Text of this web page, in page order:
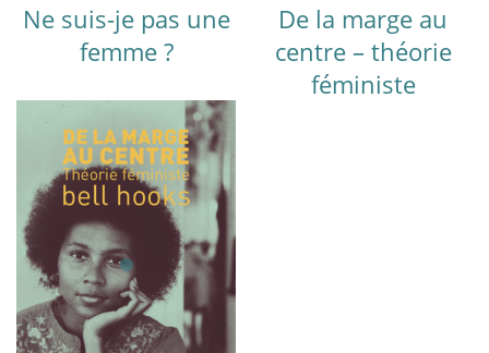
Ne suis-je pas une
femme ?
De la marge au
centre – théorie
féministe